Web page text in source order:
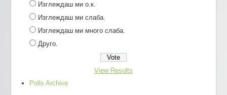
Изглеждаш ми о.к.
Изглеждаш ми слаба.
Изглеждаш ми много слаба.
Друго.
View Results
Polls Archive